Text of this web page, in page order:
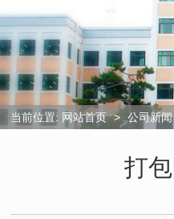
当前位置: 网站首页 > 公司新闻
打